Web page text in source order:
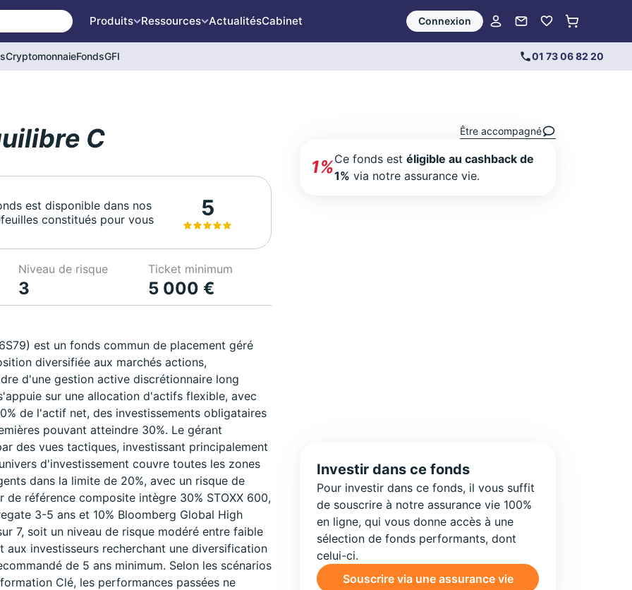
Produits Ressources ActualitésCabinet Connexion
CryptomonnaieFondsGFI 01 73 06 82 20
C
est disponible dans nos
constitués pour vous
5
Niveau de risque
3
Ticket minimum
5 000 €
est un fonds commun de placement géré
diversifiée aux marchés actions,
d'une gestion active discrétionnaire long
sur une allocation d'actifs flexible, avec
de l'actif net, des investissements obligataires
pouvant atteindre 30%. Le gérant
des vues tactiques, investissant principalement
d'investissement couvre toutes les zones
dans la limite de 20%, avec un risque de
référence composite intègre 30% STOXX 600,
3-5 ans et 10% Bloomberg Global High
7, soit un niveau de risque modéré entre faible
investisseurs recherchant une diversification
de 5 ans minimum. Selon les scénarios
Clé, les performances passées ne
Être accompagné
1%Ce fonds estéligible au cashback de
1% via notre assurance vie.
Investir dans ce fonds
Pour investir dans ce fonds, il vous suffit
de souscrire à notre assurance vie 100%
en ligne, qui vous donne accès à une
sélection de fonds performants, dont
celui-ci.
Souscrire via une assurance vie